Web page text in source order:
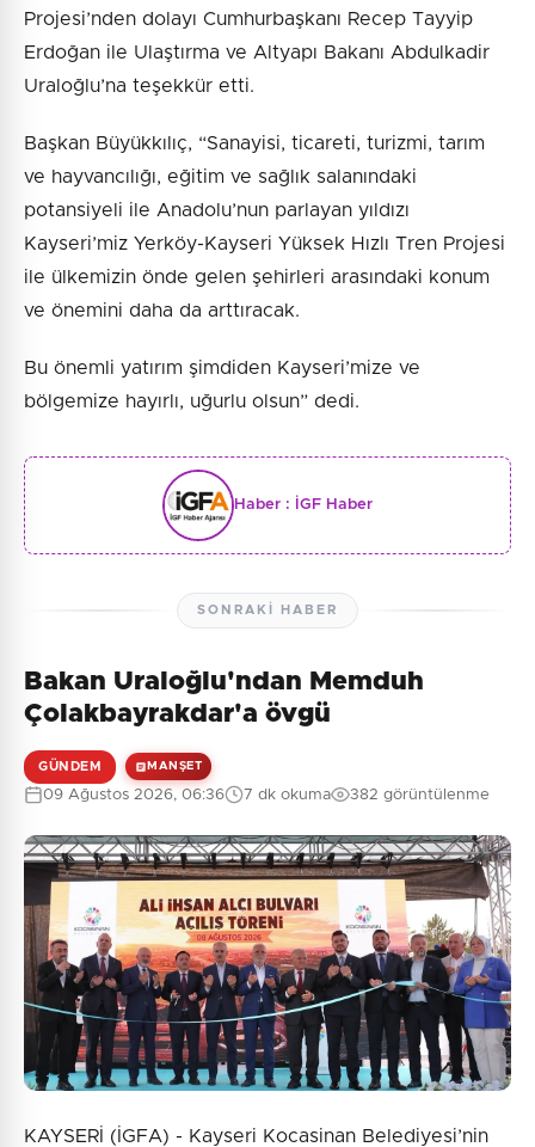
Projesi’nden dolayı Cumhurbaşkanı Recep Tayyip
Erdoğan ile Ulaştırma ve Altyapı Bakanı Abdulkadir
Uraloğlu’na teşekkür etti.
Başkan Büyükkılıç, “Sanayisi, ticareti, turizmi, tarım
ve hayvancılığı, eğitim ve sağlık salanındaki
potansiyeli ile Anadolu’nun parlayan yıldızı
Kayseri’miz Yerköy-Kayseri Yüksek Hızlı Tren Projesi
ile ülkemizin önde gelen şehirleri arasındaki konum
ve önemini daha da arttıracak.
Bu önemli yatırım şimdiden Kayseri’mize ve
bölgemize hayırlı, uğurlu olsun” dedi.
Haber : İGF Haber
SONRAKI HABER
Bakan Uraloğlu'ndan Memduh
Çolakbayrakdar'a övgü
GÜNDEM MANŞET
09 Ağustos 2026, 06:36 7 dk okuma 382 görüntülenme
KAYSERİ (İGFA) - Kayseri Kocasinan Belediyesi’nin